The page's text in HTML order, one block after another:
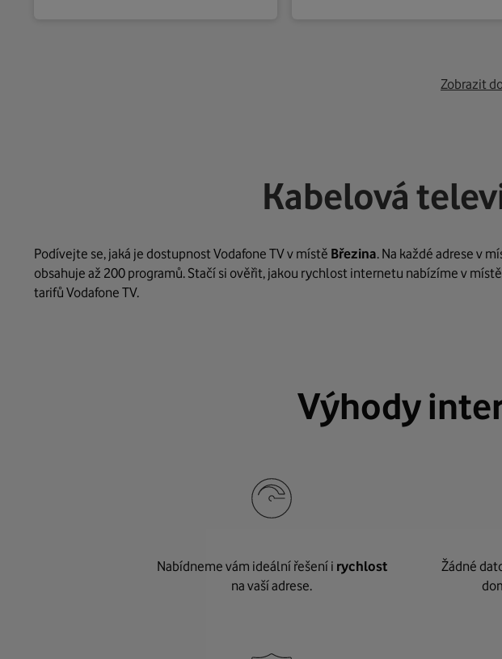
Zobrazit
Kabelová
Podívejte se, jaká je dostupnost Vodafone TV v místě Březina. Na každé adrese v
obsahuje až 200 programů. Stačí si ověřit, jakou rychlost internetu nabízíme v místě
tarifů Vodafone TV.
Výhody
Nabídneme vám ideální řešení i rychlost
na vaší adrese.
Žádné